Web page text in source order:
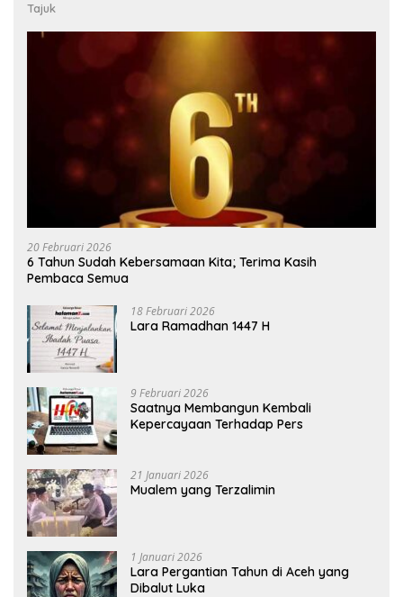
Tajuk
20 Februari 2026
6 Tahun Sudah Kebersamaan Kita; Terima Kasih
Pembaca Semua
18 Februari 2026
Lara Ramadhan 1447 H
9 Februari 2026
Saatnya Membangun Kembali
Kepercayaan Terhadap Pers
21 Januari 2026
Mualem yang Terzalimin
1 Januari 2026
Lara Pergantian Tahun di Aceh yang
Dibalut Luka